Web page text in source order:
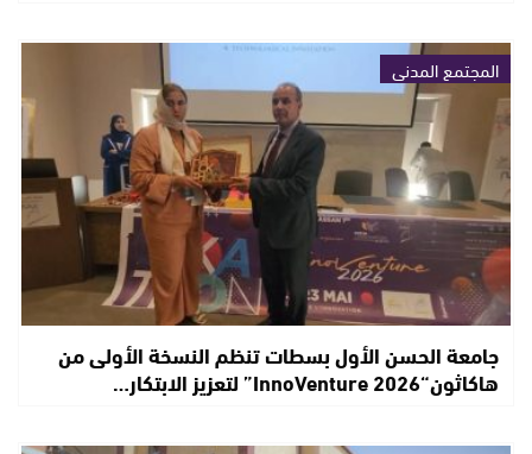
المجتمع المدني
جامعة الحسن الأول بسطات تنظم النسخة الأولى من
هاكاثون“InnoVenture 2026” لتعزيز الابتكار…